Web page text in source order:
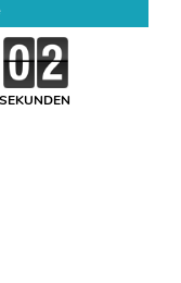
SEKUNDEN